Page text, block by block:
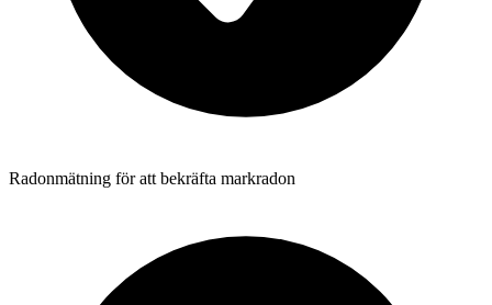
Radonmätning för att bekräfta markradon